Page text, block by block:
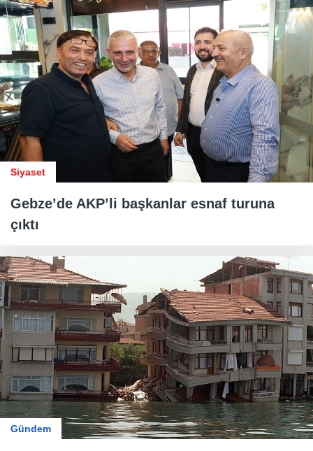
Siyaset
Gebze’de AKP’li başkanlar esnaf turuna
çıktı
Gündem